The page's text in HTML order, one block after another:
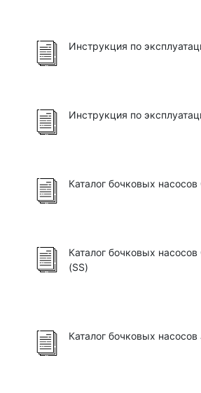
Инструкция по
Инструкция по
Каталог бочковых насосов
Каталог бочковых
(SS)
Каталог бочковых